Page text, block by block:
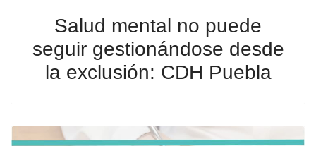
Salud mental no puede
seguir gestionándose desde
la exclusión: CDH Puebla